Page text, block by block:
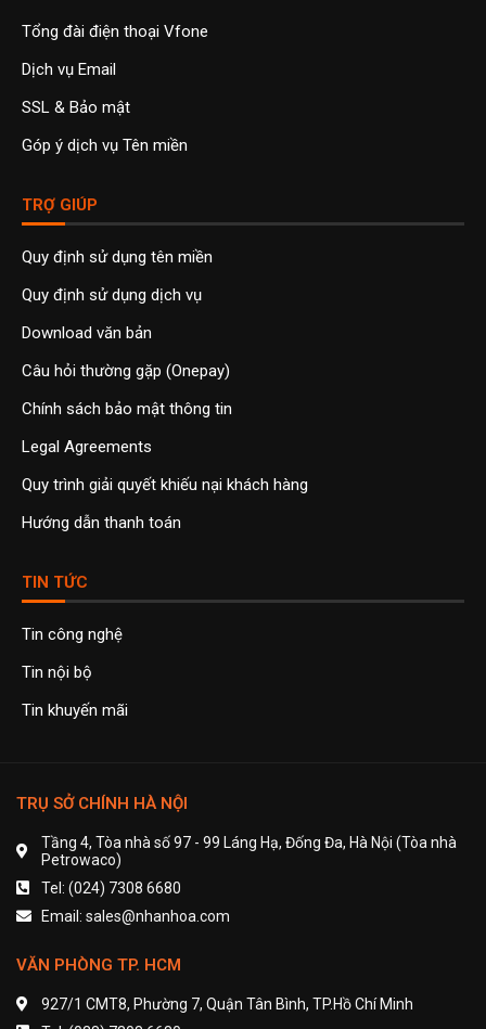
Tổng đài điện thoại Vfone
Dịch vụ Email
SSL & Bảo mật
Góp ý dịch vụ Tên miền
TRỢ GIÚP
Quy định sử dụng tên miền
Quy định sử dụng dịch vụ
Download văn bản
Câu hỏi thường gặp (Onepay)
Chính sách bảo mật thông tin
Legal Agreements
Quy trình giải quyết khiếu nại khách hàng
Hướng dẫn thanh toán
TIN TỨC
Tin công nghệ
Tin nội bộ
Tin khuyến mãi
TRỤ SỞ CHÍNH HÀ NỘI
Tầng 4, Tòa nhà số 97 - 99 Láng Hạ, Đống Đa, Hà Nội (Tòa nhà
Petrowaco)
Tel: (024) 7308 6680
Email: sales@nhanhoa.com
VĂN PHÒNG TP. HCM
927/1 CMT8, Phường 7, Quận Tân Bình, TP.Hồ Chí Minh